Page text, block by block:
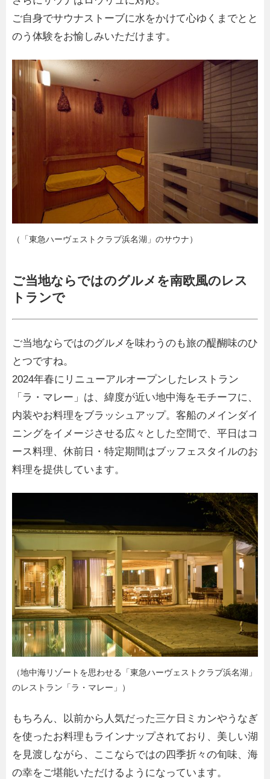
ご自身でサウナストーブに水をかけて心ゆくまでとと
のう体験をお愉しみいただけます。
（「東急ハーヴェストクラブ浜名湖」のサウナ）
ご当地ならではのグルメを南欧風のレス
トランで
ご当地ならではのグルメを味わうのも旅の醍醐味のひ
とつですね。
2024年春にリニューアルオープンしたレストラン
「ラ・マレー」は、緯度が近い地中海をモチーフに、
内装やお料理をブラッシュアップ。客船のメインダイ
ニングをイメージさせる広々とした空間で、平日はコ
ース料理、休前日・特定期間はブッフェスタイルのお
料理を提供しています。
（地中海リゾートを思わせる「東急ハーヴェストクラブ浜名湖」
のレストラン「ラ・マレー」）
もちろん、以前から人気だった三ケ日ミカンやうなぎ
を使ったお料理もラインナップされており、美しい湖
を見渡しながら、ここならではの四季折々の旬味、海
の幸をご堪能いただけるようになっています。